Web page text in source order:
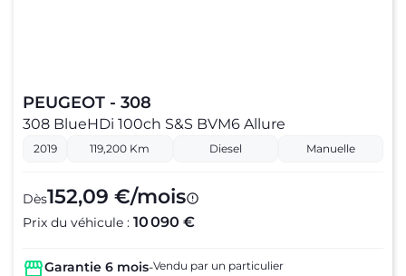
PEUGEOT - 308
308 BlueHDi 100ch S&S BVM6 Allure
2019 119,200 Km Diesel Manuelle
Dès152,09 €/mois
Prix du véhicule : 10 090 €
Garantie 6 mois-Vendu par un particulier